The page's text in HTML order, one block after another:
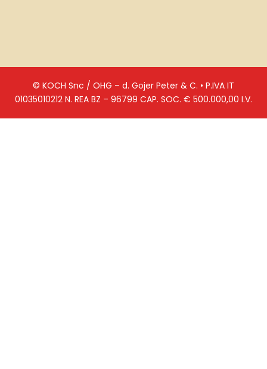
© KOCH Snc / OHG – d. Gojer Peter & C. • P.IVA IT
01035010212 N. REA BZ – 96799 CAP. SOC. € 500.000,00 I.V.